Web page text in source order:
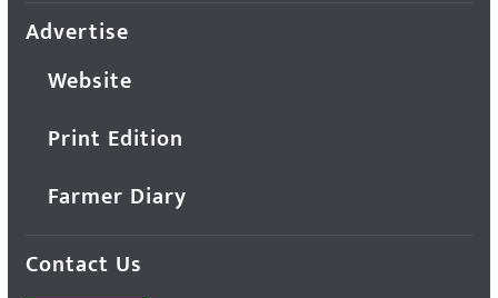
Advertise
Website
Print Edition
Farmer Diary
Contact Us